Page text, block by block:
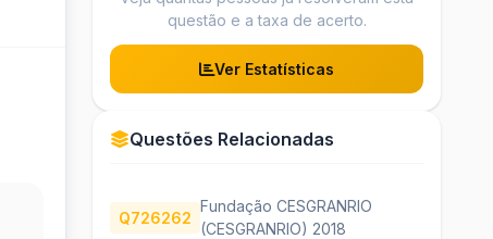
questão e a taxa de acerto.
Ver Estatísticas
Questões Relacionadas
Q726262
Fundação CESGRANRIO
(CESGRANRIO) 2018